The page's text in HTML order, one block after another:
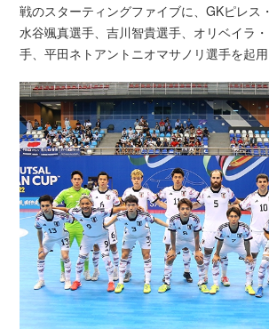
戦のスターティングファイブに、GKピレス
水谷颯真選手、吉川智貴選手、オリベイラ
手、平田ネトアントニオマサノリ選手を起用